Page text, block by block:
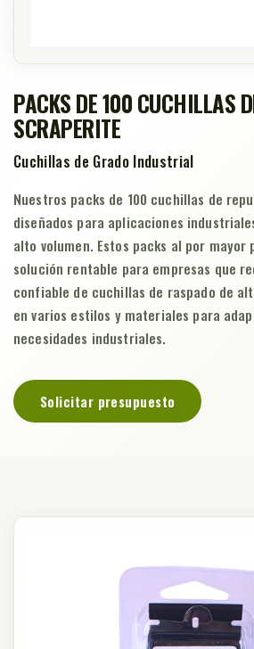
PACKS DE 100 CUCHILLAS
SCRAPERITE
Cuchillas de Grado Industrial
Nuestros packs de 100 cuchillas de
diseñados para aplicaciones
alto volumen. Estos packs al por mayor
solución rentable para empresas que
confiable de cuchillas de raspado de
en varios estilos y materiales para
necesidades industriales.
Solicitar presupuesto